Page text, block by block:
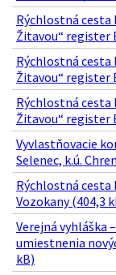
Rýchlostná cesta
Žitavou“ register
Rýchlostná cesta
Žitavou“ register
Rýchlostná cesta
Žitavou“ register
Vyvlastňovacie
Selenec, k.ú.
Rýchlostná cesta
Vozokany (404,3
Verejná vyhláška
umiestnenia
kB)